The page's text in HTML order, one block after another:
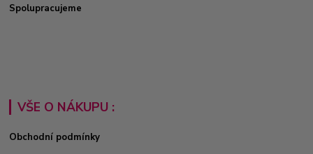
Spolupracujeme
VŠE O NÁKUPU :
Obchodní podmínky